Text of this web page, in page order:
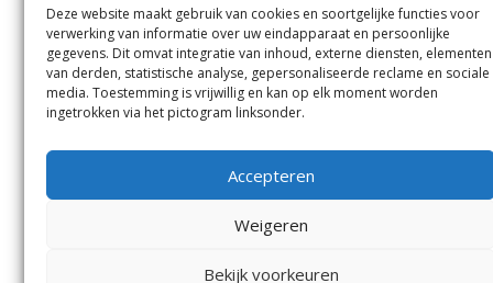
Deze website maakt gebruik van cookies en soortgelijke functies voor
verwerking van informatie over uw eindapparaat en persoonlijke
gegevens. Dit omvat integratie van inhoud, externe diensten, elementen
van derden, statistische analyse, gepersonaliseerde reclame en sociale
media. Toestemming is vrijwillig en kan op elk moment worden
ingetrokken via het pictogram linksonder.
Accepteren
Weigeren
Bekijk voorkeuren
0255-533900
info@jutter.nlofinfo@hofgee
st.nl
Zuid,Driehuisen
Spaarnwoude.
Contact
Andere uitgaven
Voorwaarden
© Kennemerland Pers B.V.